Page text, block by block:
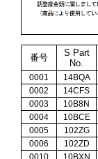
番号
S Part
No.
0001 14BQA
0002
14CFS
0003
10B8N
0004
10BCE
0005
102ZG
0006
102ZD
0010
10BXN